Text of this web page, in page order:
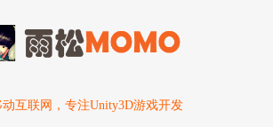
互联网，专注Unity3D游戏开发